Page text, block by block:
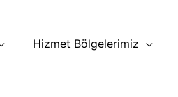
Hizmet Bölgelerimiz